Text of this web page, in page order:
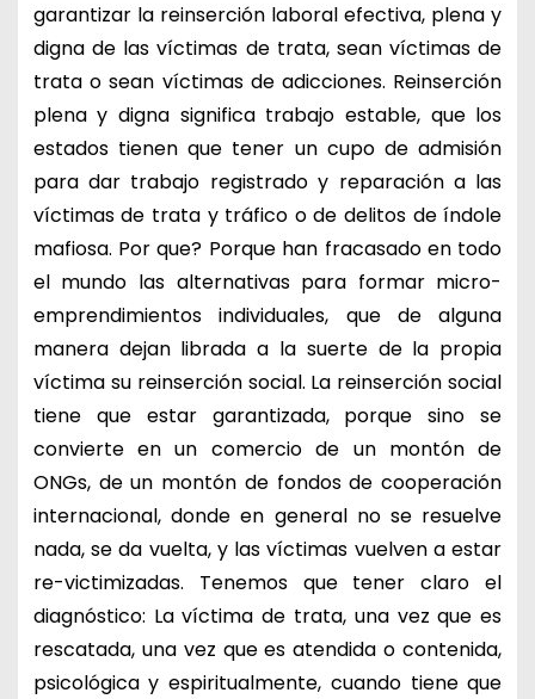
garantizar la reinserción laboral efectiva, plena y
digna de las víctimas de trata, sean víctimas de
trata o sean víctimas de adicciones. Reinserción
plena y digna significa trabajo estable, que los
estados tienen que tener un cupo de admisión
para dar trabajo registrado y reparación a las
víctimas de trata y tráfico o de delitos de índole
mafiosa. Por que? Porque han fracasado en todo
el mundo las alternativas para formar micro-
emprendimientos individuales, que de alguna
manera dejan librada a la suerte de la propia
víctima su reinserción social. La reinserción social
tiene que estar garantizada, porque sino se
convierte en un comercio de un montón de
ONGs, de un montón de fondos de cooperación
internacional, donde en general no se resuelve
nada, se da vuelta, y las víctimas vuelven a estar
re-victimizadas. Tenemos que tener claro el
diagnóstico: La víctima de trata, una vez que es
rescatada, una vez que es atendida o contenida,
psicológica y espiritualmente, cuando tiene que